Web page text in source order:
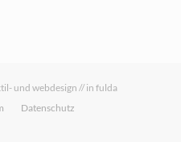
und webdesign // in fulda
Datenschutz